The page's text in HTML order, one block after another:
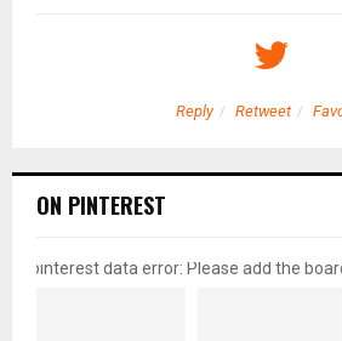
Reply Retweet
ON PINTEREST
pinterest data error: Please add the